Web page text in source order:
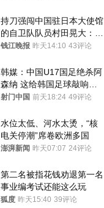
持刀强闯中国驻日本大使馆
的自卫队队员村田晃大：对
自己的行为深感后悔；曾申
钱江晚报 昨天14:10 43评论
韩媒：中国U17国足绝杀阿
森纳 这给韩国足球敲响了
警钟
射门中国 前天18:24 49评论
水位太低、河水太烫，“核
电关停潮”席卷欧洲多国
澎湃新闻 昨天07:07 24评论
第二名被指花钱劝退第一名
事业编考试还能这么玩
狐度 昨天15:40 39评论